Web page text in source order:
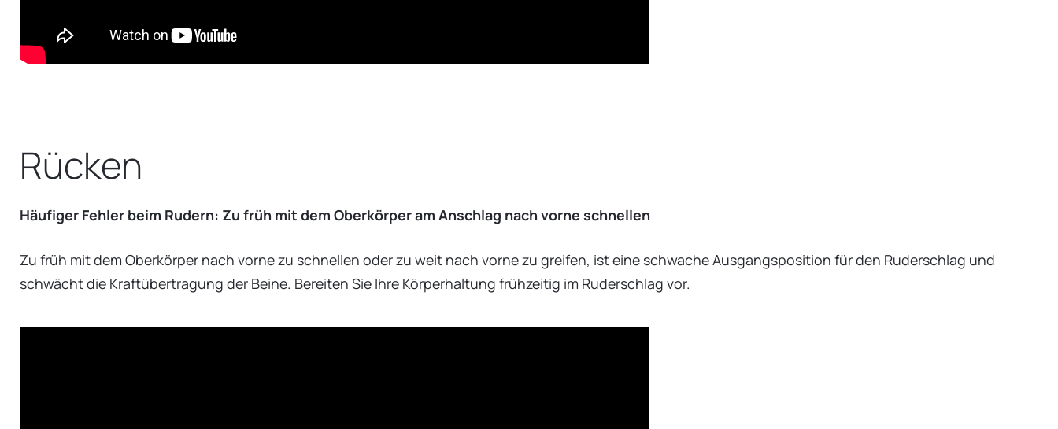
Rücken
Häufiger Fehler beim Rudern: Zu früh mit dem Oberkörper am Anschlag nach vorne schnellen
Zu früh mit dem Oberkörper nach vorne zu schnellen oder zu weit nach vorne zu greifen, ist eine schwache Ausgangsposition für den Ruderschlag und
schwächt die Kraftübertragung der Beine. Bereiten Sie Ihre Körperhaltung frühzeitig im Ruderschlag vor.